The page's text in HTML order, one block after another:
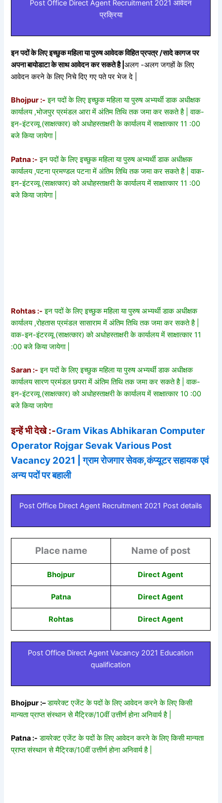
Post Office Direct Agent Recruitment 2021 आवेदन
प्रक्रिया
इन पदों के लिए इच्छुक महिला या पुरुष आवेदक विहित प्रपत्र /सादे कागज पर
अपना बायोडाटा के साथ आवेदन कर सकते है |अलग -अलग जगहों के लिए
आवेदन करने के लिए निचे दिए गए पते पर भेज दे |
Bhojpur :- इन पदों के लिए इच्छुक महिला या पुरुष अभ्यर्थी डाक अधीक्षक
कार्यालय ,भोजपुर प्रमंडल आरा में अंतिम तिथि तक जमा कर सकते है | वाक-
इन-इंटरव्यू (साक्षत्कार) को अधोहस्ताक्षरी के कार्यालय में साक्षात्कार 11 :00
बजे किया जायेगा |
Patna :- इन पदों के लिए इच्छुक महिला या पुरुष अभ्यर्थी डाक अधीक्षक
कार्यालय ,पटना प्रमण्डल पटना में अंतिम तिथि तक जमा कर सकते है | वाक-
इन-इंटरव्यू (साक्षत्कार) को अधोहस्ताक्षरी के कार्यालय में साक्षात्कार 11 :00
बजे किया जायेगा |
Rohtas :- इन पदों के लिए इच्छुक महिला या पुरुष अभ्यर्थी डाक अधीक्षक
कार्यालय ,रोहतास प्रमंडल सासाराम में अंतिम तिथि तक जमा कर सकते है |
वाक-इन-इंटरव्यू (साक्षत्कार) को अधोहस्ताक्षरी के कार्यालय में साक्षात्कार 11
:00 बजे किया जायेगा |
Saran :- इन पदों के लिए इच्छुक महिला या पुरुष अभ्यर्थी डाक अधीक्षक
कार्यालय सारण प्रमंडल छपरा में अंतिम तिथि तक जमा कर सकते है | वाक-
इन-इंटरव्यू (साक्षत्कार) को अधोहस्ताक्षरी के कार्यालय में साक्षात्कार 10 :00
बजे किया जायेगा
इन्हें भी देखे :-Gram Vikas Abhikaran Computer
Operator Rojgar Sevak Various Post
Vacancy 2021 | ग्राम रोजगार सेवक,कंप्यूटर सहायक एवं
अन्य पदों पर बहाली
Post Office Direct Agent Recruitment 2021 Post details
Place name Name of post
Bhojpur Direct Agent
Patna Direct Agent
Rohtas Direct Agent
Post Office Direct Agent Vacancy 2021 Education
qualification
Bhojpur :–डायरेक्ट एजेंट के पदों के लिए आवेदन करने के लिए किसी
मान्यता प्राप्त संस्थान से मैट्रिक/10वीं उत्तीर्ण होना अनिवार्य है |
Patna :- डायरेक्ट एजेंट के पदों के लिए आवेदन करने के लिए किसी मान्यता
प्राप्त संस्थान से मैट्रिक/10वीं उत्तीर्ण होना अनिवार्य है |